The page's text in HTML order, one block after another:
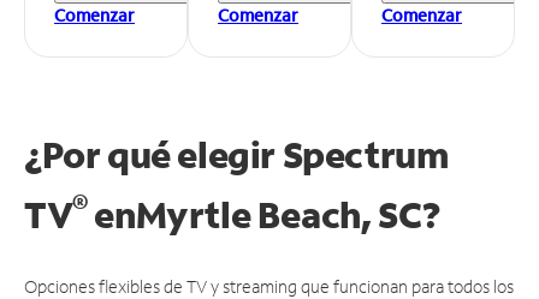
Comenzar
Comenzar
Comenzar
¿Por qué elegir Spectrum
TV®enMyrtle Beach, SC?
Opciones flexibles de TV y streaming que funcionan para todos los